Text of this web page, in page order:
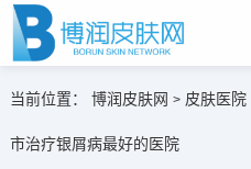
当前位置： 博润皮肤网 > 皮肤医院
市治疗银屑病最好的医院